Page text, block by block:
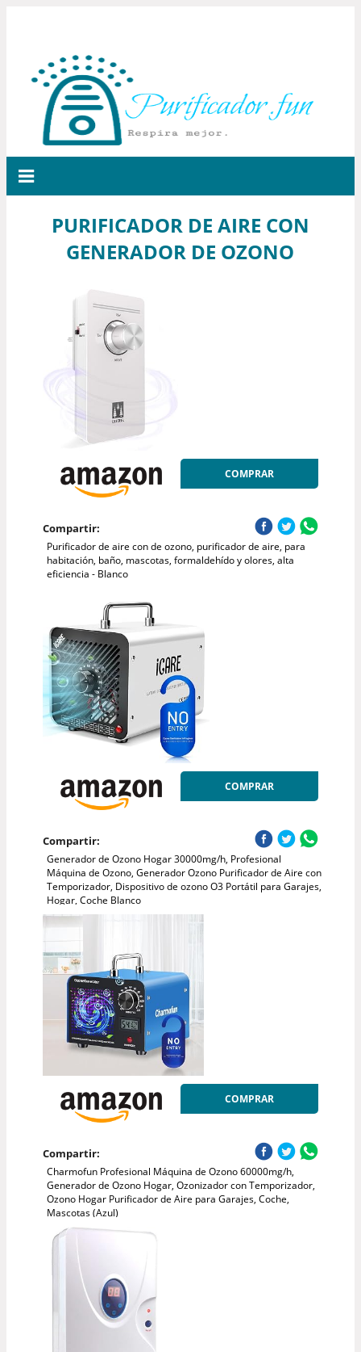
PURIFICADOR DE AIRE CON
GENERADOR DE OZONO
COMPRAR
Compartir:
Purificador de aire con de ozono, purificador de aire, para
habitación, baño, mascotas, formaldehído y olores, alta
eficiencia - Blanco
COMPRAR
Compartir:
Generador de Ozono Hogar 30000mg/h, Profesional
Máquina de Ozono, Generador Ozono Purificador de Aire con
Temporizador, Dispositivo de ozono O3 Portátil para Garajes,
Hogar, Coche Blanco
COMPRAR
Compartir:
Charmofun Profesional Máquina de Ozono 60000mg/h,
Generador de Ozono Hogar, Ozonizador con Temporizador,
Ozono Hogar Purificador de Aire para Garajes, Coche,
Mascotas (Azul)